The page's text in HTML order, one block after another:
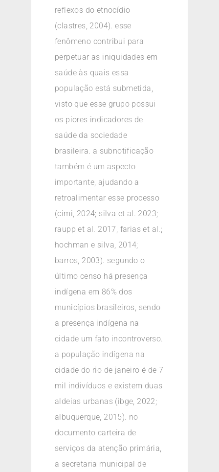
reflexos do etnocídio
(clastres, 2004). esse
fenômeno contribui para
perpetuar as iniquidades em
saúde às quais essa
população está submetida,
visto que esse grupo possui
os piores indicadores de
saúde da sociedade
brasileira. a subnotificação
também é um aspecto
importante, ajudando a
retroalimentar esse processo
(cimi, 2024; silva et al. 2023;
raupp et al. 2017, farias et al.;
hochman e silva, 2014;
barros, 2003). segundo o
último censo há presença
indígena em 86% dos
municípios brasileiros, sendo
a presença indígena na
cidade um fato incontroverso.
a população indígena na
cidade do rio de janeiro é de 7
mil indivíduos e existem duas
aldeias urbanas (ibge, 2022;
albuquerque, 2015). no
documento carteira de
serviços da atenção primária,
a secretaria municipal de